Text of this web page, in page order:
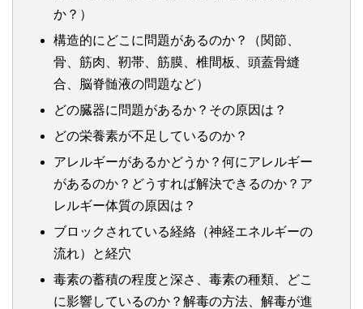
か？）
構造的にどこに問題があるのか？（関節、
骨、筋肉、靭帯、筋膜、椎間板、頭蓋骨縫
合、脳脊髄液の問題など）
どの臓器に問題があるか？その原因は？
どの栄養素が不足しているのか？
アレルギーがあるかどうか？何にアレルギー
があるのか？どうすれば解決できるのか？ア
レルギー体質の原因は？
ブロックされている経絡（神経エネルギーの
流れ）と経穴
毒素の蓄積の程度と深さ、毒素の種類、どこ
に影響しているのか？解毒の方法、解毒が進